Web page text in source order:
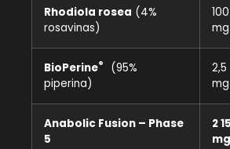
Rhodiola rosea (4%
rosavinas)
100
mg
BioPerine®
(95%
piperina)
2,5
mg
Anabolic Fusion – Phase
5
2
mg